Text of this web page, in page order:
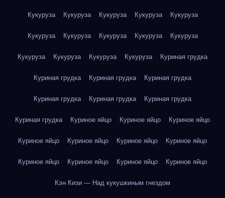
Кукуруза Кукуруза Кукуруза Кукуруза Кукуруза
Кукуруза Кукуруза Кукуруза Кукуруза Кукуруза
Кукуруза Кукуруза Кукуруза Кукуруза Куриная грудка
Куриная грудка Куриная грудка Куриная грудка
Куриная грудка Куриная грудка Куриная грудка
Куриная грудка Куриное яйцо Куриное яйцо Куриное яйцо
Куриное яйцо Куриное яйцо Куриное яйцо Куриное яйцо
Куриное яйцо Куриное яйцо Куриное яйцо Куриное яйцо
Кэн Кизи — Над кукушкиным гнездом